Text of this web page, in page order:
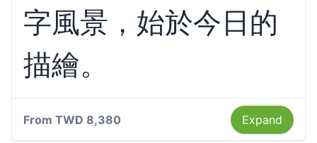
字風景，始於今日的
描繪。
From TWD 8,380 Expand